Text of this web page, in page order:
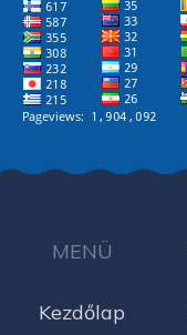
MENÜ
Kezdőlap